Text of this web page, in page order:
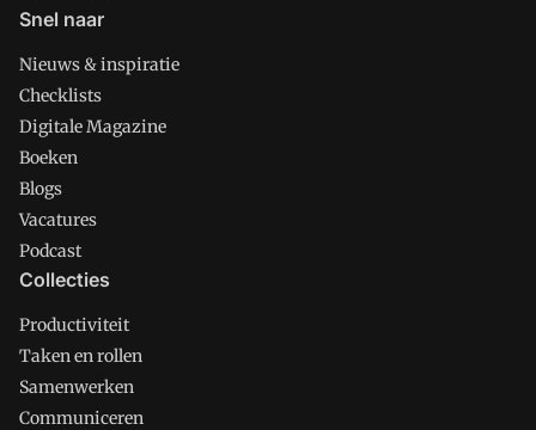
Snel naar
Nieuws & inspiratie
Checklists
Digitale Magazine
Boeken
Blogs
Vacatures
Podcast
Collecties
Productiviteit
Taken en rollen
Samenwerken
Communiceren